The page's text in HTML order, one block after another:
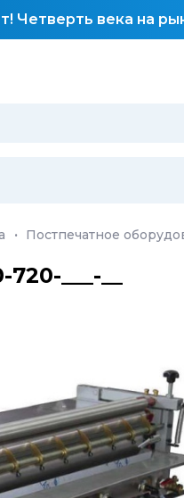
Четверть века на
· Постпечатное
___-__